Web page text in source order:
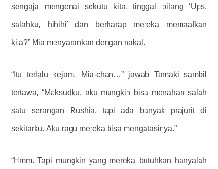
sengaja mengenai sekutu kita, tinggal bilang ‘Ups,
salahku, hihihi’ dan berharap mereka memaafkan
kita?” Mia menyarankan dengan nakal.
“Itu terlalu kejam, Mia-chan…” jawab Tamaki sambil
tertawa, “Maksudku, aku mungkin bisa menahan salah
satu serangan Rushia, tapi ada banyak prajurit di
sekitarku. Aku ragu mereka bisa mengatasinya.”
“Hmm. Tapi mungkin yang mereka butuhkan hanyalah